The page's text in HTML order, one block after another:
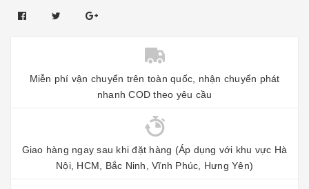
Miễn phí vận chuyển trên toàn quốc, nhận chuyển phát
nhanh COD theo yêu cầu
Giao hàng ngay sau khi đặt hàng (Áp dụng với khu vực Hà
Nội, HCM, Bắc Ninh, Vĩnh Phúc, Hưng Yên)